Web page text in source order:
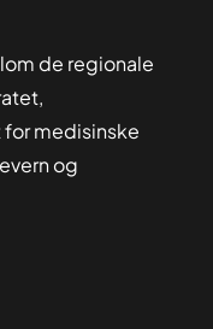
de regionale
medisinske
og